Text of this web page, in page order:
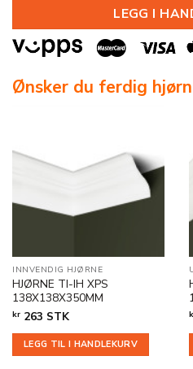
LEGG I
Ønsker du ferdig
INNVENDIG HJØRNE
HJØRNE TI-IH XPS
138X138X350MM
kr 263 STK
LEGG TIL I HANDLEKURV